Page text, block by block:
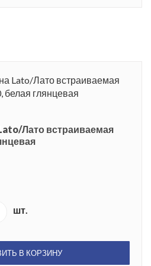
Лато встраиваемая
шт.
В КОРЗИНУ